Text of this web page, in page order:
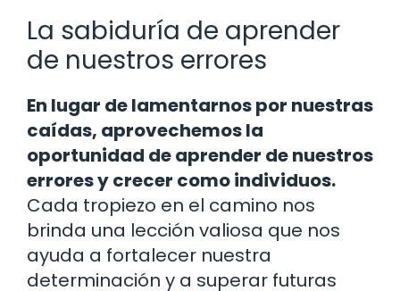
La sabiduría de aprender
de nuestros errores
En lugar de lamentarnos por nuestras
caídas, aprovechemos la
oportunidad de aprender de nuestros
errores y crecer como individuos.
Cada tropiezo en el camino nos
brinda una lección valiosa que nos
ayuda a fortalecer nuestra
determinación y a superar futuras